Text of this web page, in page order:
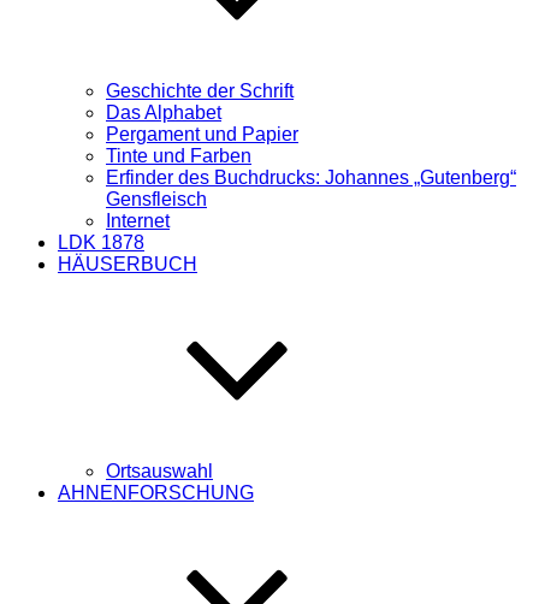
Geschichte der Schrift
Das Alphabet
Pergament und Papier
Tinte und Farben
Erfinder des Buchdrucks: Johannes „Gutenberg“
Gensfleisch
Internet
LDK 1878
HÄUSERBUCH
Ortsauswahl
AHNENFORSCHUNG